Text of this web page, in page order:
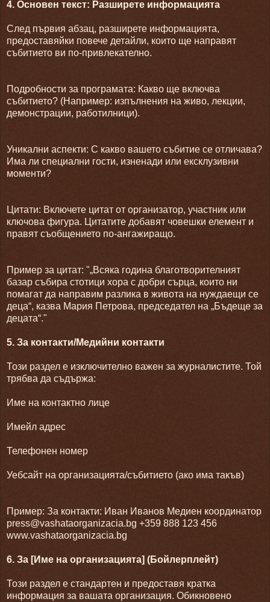
4. Основен текст: Разширете информацията
След първия абзац, разширете информацията,
предоставяйки повече детайли, които ще направят
събитието ви по-привлекателно.
Подробности за програмата: Какво ще включва
събитието? (Например: изпълнения на живо, лекции,
демонстрации, работилници).
Уникални аспекти: С какво вашето събитие се отличава?
Има ли специални гости, изненади или ексклузивни
моменти?
Цитати: Включете цитат от организатор, участник или
ключова фигура. Цитатите добавят човешки елемент и
правят съобщението по-ангажиращо.
Пример за цитат: "„Всяка година благотворителният
базар събира стотици хора с добри сърца, които ни
помагат да направим разлика в живота на нуждаещи се
деца“, казва Мария Петрова, председател на „Бъдеще за
децата“."
5. За контакти/Медийни контакти
Този раздел е изключително важен за журналистите. Той
трябва да съдържа:
Име на контактно лице
Имейл адрес
Телефонен номер
Уебсайт на организацията/събитието (ако има такъв)
Пример: За контакти: Иван Иванов Медиен координатор
press@vashataorganizacia.bg +359 888 123 456
www.vashataorganizacia.bg
6. За [Име на организацията] (Бойлерплейт)
Този раздел е стандартен и предоставя кратка
информация за вашата организация. Обикновено